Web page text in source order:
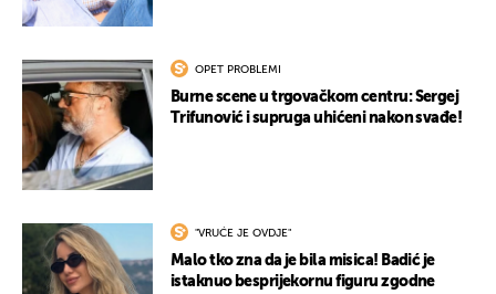
OPET PROBLEMI
Burne scene u trgovačkom centru: Sergej
Trifunović i supruga uhićeni nakon svađe!
"VRUĆE JE OVDJE"
Malo tko zna da je bila misica! Badić je
istaknuo besprijekornu figuru zgodne